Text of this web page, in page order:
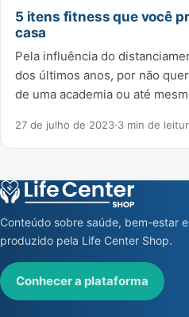
5 itens fitness que você
casa
Pela influência do
dos últimos anos, por não
de uma academia ou até
27 de julho de 2023·3 min de
Conteúdo sobre saúde, bem-estar
produzido pela Life Center Shop.
Conhecer a plataforma